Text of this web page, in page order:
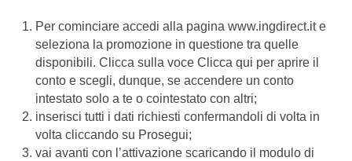
Per cominciare accedi alla pagina www.ingdirect.it e
seleziona la promozione in questione tra quelle
disponibili. Clicca sulla voce Clicca qui per aprire il
conto e scegli, dunque, se accendere un conto
intestato solo a te o cointestato con altri;
inserisci tutti i dati richiesti confermandoli di volta in
volta cliccando su Prosegui;
vai avanti con l’attivazione scaricando il modulo di